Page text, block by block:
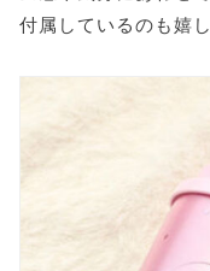
付属しているのも嬉